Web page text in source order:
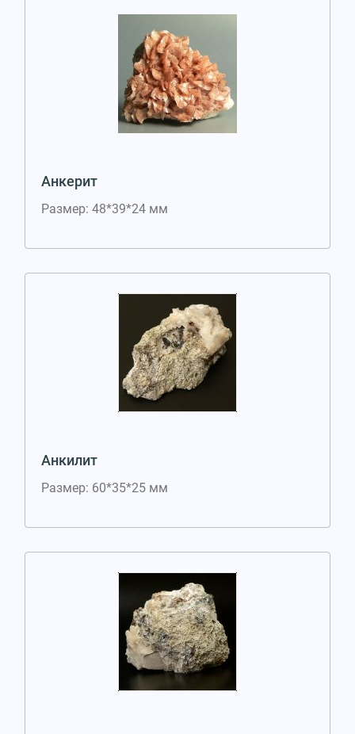
Анкерит
Размер: 48*39*24 мм
Анкилит
Размер: 60*35*25 мм